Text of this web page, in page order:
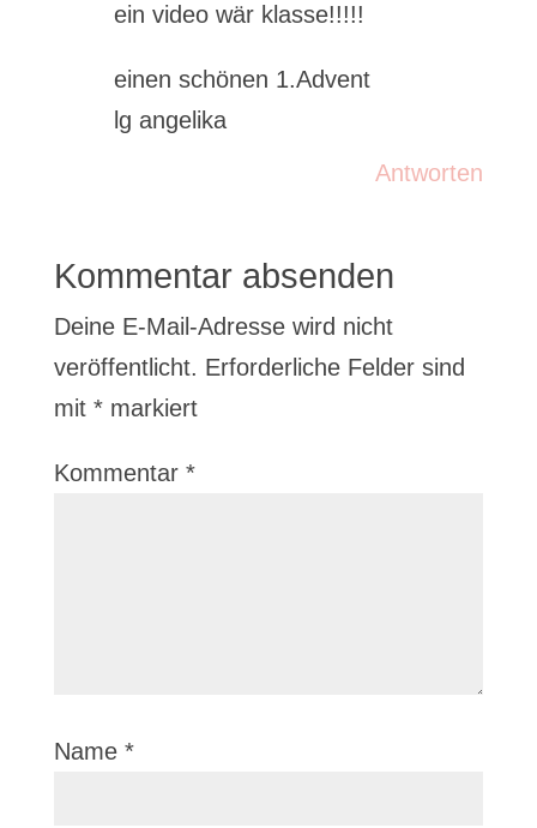
ein video wär klasse!!!!!
einen schönen 1.Advent
lg angelika
Antworten
Kommentar absenden
Deine E-Mail-Adresse wird nicht
veröffentlicht. Erforderliche Felder sind
mit *markiert
Kommentar *
Name *